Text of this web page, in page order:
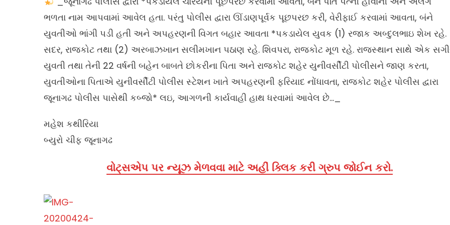
ભળતા નામ આપવામાં આવેલ હતા. પરંતુ પોલીસ દ્વારા ઊંડાણપૂર્વક પૂછપરછ કરી, વેરીફાઈ કરવામાં આવતા, બંને
યુવતીઓ ભાંગી પડી હતી અને અપહરણની વિગત બહાર આવતા *પકડાયેલ યુવક (1) રજાક અબ્દુલભાઇ શેખ રહે.
સદર, રાજકોટ તથા (2) અરબાઝખાન સલીમખાન પઠાણ રહે. શિવપરા, રાજકોટ મૂળ રહે. રાજસ્થાન સાથે એક
યુવતી તથા તેની 22 વર્ષની બહેન બાબતે છોકરીના પિતા અને રાજકોટ શહેર યુનીવર્સીટી પોલીસને જાણ કરતા,
યુવતીઓના પિતાએ યુનીવર્સીટી પોલીસ સ્ટેશન ખાતે અપહરણની ફરિયાદ નોંધાવતા, રાજકોટ શહેર પોલીસ દ્વારા
જૂનાગઢ પોલીસ પાસેથી કબ્જો* લઇ, આગળની કાર્યવાહી હાથ ધરવામાં આવેલ છે…_
મહેશ કથીરિયા
બ્યુરો ચીફ જૂનાગઢ
વોટ્સએપ પર ન્યૂઝ મેળવવા માટે અહીં ક્લિક કરી ગ્રુપ જોઈન કરો.